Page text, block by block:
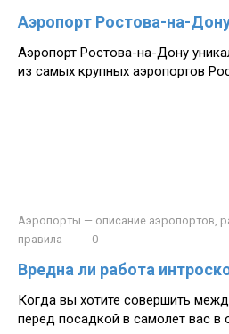
Аэропорт Ростова-на-
Аэропорт Ростова-на-Дону
из самых крупных аэропортов
Аэропорты — описание аэропортов,
правила
0
Вредна ли работа
Когда вы хотите совершить
перед посадкой в самолет вас в